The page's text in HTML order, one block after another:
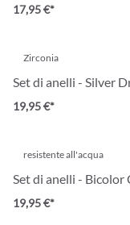
17,95 €*
Zirconia
Set di anelli - Silver
19,95 €*
resistente all'acqua
Set di anelli - Bicolor
19,95 €*